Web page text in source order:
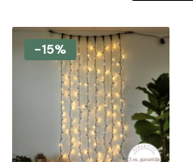
-15%